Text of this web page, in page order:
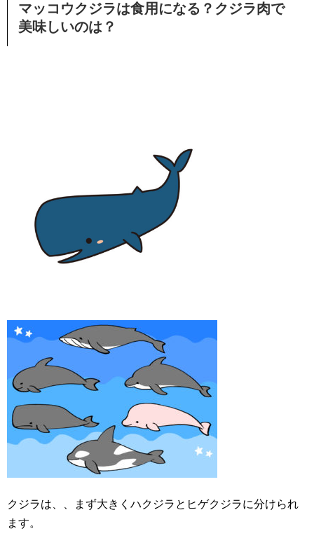
マッコウクジラは食用になる？クジラ肉で
美味しいのは？
クジラは、、まず大きくハクジラとヒゲクジラに分けられ
ます。